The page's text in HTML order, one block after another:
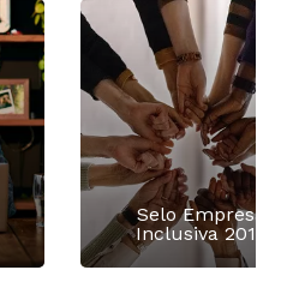
Selo Empresa
Inclusiva 2016